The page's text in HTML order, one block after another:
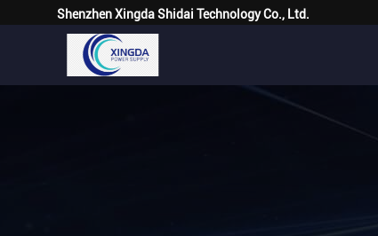
Shenzhen Xingda Shidai Technology Co., Ltd.